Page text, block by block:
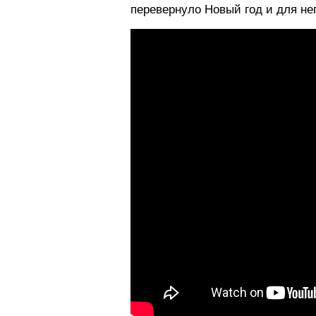
перевернуло Новый год и для